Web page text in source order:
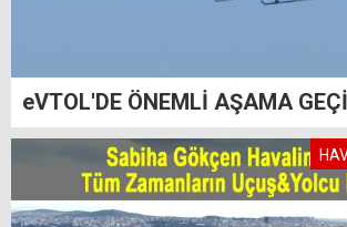
eVTOL'DE ÖNEMLİ AŞAMA